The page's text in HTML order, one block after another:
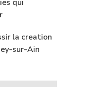
qui
la creation
sur-Ain